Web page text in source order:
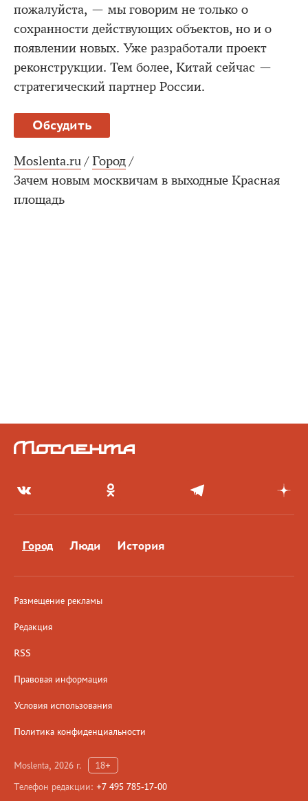
пожалуйста, — мы говорим не только о
сохранности действующих объектов, но и о
появлении новых. Уже разработали проект
реконструкции. Тем более, Китай сейчас —
стратегический партнер России.
Обсудить
Moslenta.ru / Город /
Зачем новым москвичам в выходные Красная
площадь
Город Люди История
Размещение рекламы
Редакция
RSS
Правовая информация
Условия использования
Политика конфиденциальности
Moslenta, 2026 г.
18+
Телефон редакции: +7 495 785-17-00